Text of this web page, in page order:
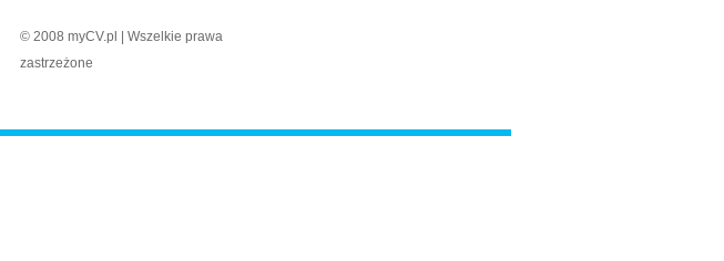
© 2008 myCV.pl | Wszelkie prawa
zastrzeżone